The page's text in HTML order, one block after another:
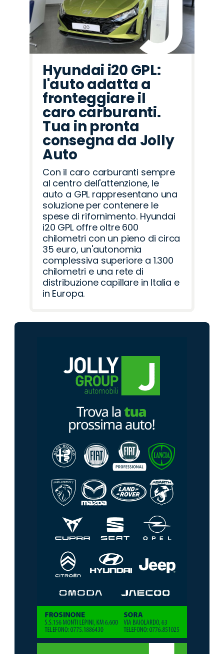
Hyundai i20 GPL:
l'auto adatta a
fronteggiare il
caro carburanti.
Tua in pronta
consegna da Jolly
Auto
Con il caro carburanti sempre
al centro dell'attenzione, le
auto a GPL rappresentano una
soluzione per contenere le
spese di rifornimento. Hyundai
i20 GPL offre oltre 600
chilometri con un pieno di circa
35 euro, un'autonomia
complessiva superiore a 1.300
chilometri e una rete di
distribuzione capillare in Italia e
in Europa.